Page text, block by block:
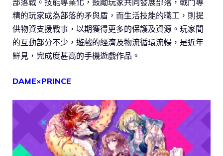
部落戰。技能專業化，鼓勵玩家共同發展部落，戰鬥專
精的玩家成為部落的矛與盾，而生活技能的職工，則提
供物資支援戰事，以期獲得更多的保護及資源。玩家間
的互動部分不少，遊戲的經濟及物流循環流暢，是近年
鮮見，完成度甚高的手機遊戲作品。
DAME×PRINCE